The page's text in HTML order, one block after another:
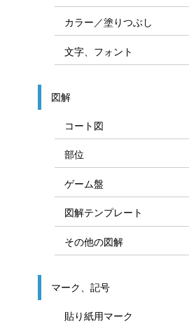
カラー／塗りつぶし
文字、フォント
図解
コート図
部位
ゲーム盤
図解テンプレート
その他の図解
マーク、記号
貼り紙用マーク